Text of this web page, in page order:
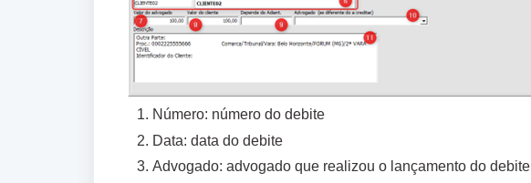
Número: número do debite
Data: data do debite
Advogado: advogado que realizou o lançamento do debite